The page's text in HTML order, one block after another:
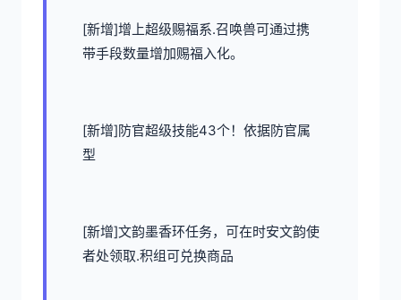
[新增]增上超级赐福系.召唤兽可通过携
带手段数量增加赐福入化。
[新增]防官超级技能43个！依据防官属
型
[新增]文韵墨香环任务，可在时安文韵使
者处领取.积组可兑换商品